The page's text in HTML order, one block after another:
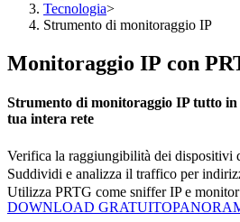
Tecnologia>
Strumento di monitoraggio IP
Monitoraggio IP con
Strumento di monitoraggio IP tutto in
tua intera rete
Verifica la raggiungibilità dei dispositivi
Suddividi e analizza il traffico per
Utilizza PRTG come sniffer IP e
DOWNLOAD GRATUITO